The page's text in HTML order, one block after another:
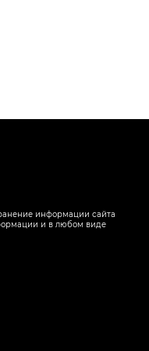
информации сайта
и в любом виде